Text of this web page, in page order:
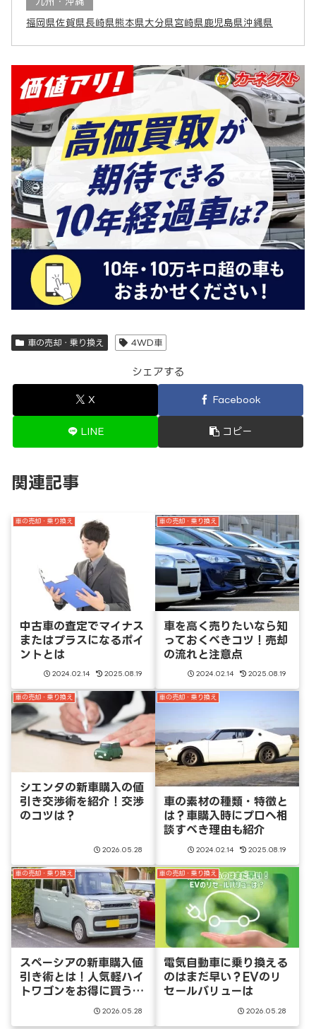
福岡県佐賀県長崎県熊本県大分県宮崎県鹿児島県沖縄県
車の売却・乗り換え 4WD車
シェアする
X Facebook
LINE コピー
関連記事
車の売却・乗り換え
中古車の査定でマイナス
またはプラスになるポイ
ントとは
2024.02.14 2025.08.19
車の売却・乗り換え
車を高く売りたいなら知
っておくべきコツ！売却
の流れと注意点
2024.02.14 2025.08.19
車の売却・乗り換え
シエンタの新車購入の値
引き交渉術を紹介！交渉
のコツは？
2026.05.28
車の売却・乗り換え
車の素材の種類・特徴と
は？車購入時にプロへ相
談すべき理由も紹介
2024.02.14 2025.08.19
車の売却・乗り換え
スペーシアの新車購入値
引き術とは！人気軽ハイ
トワゴンをお得に買う方
2026.05.28
車の売却・乗り換え
電気自動車に乗り換える
のはまだ早い？EVのリ
セールバリューは
2026.05.28